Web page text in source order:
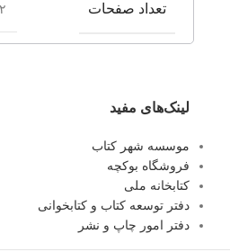
تعداد صفحات
لینک‌های مفید
موسسه شهر کتاب
فروشگاه بوکچه
کتابخانه ملی
دفتر توسعه کتاب و کتابخوانی
دفتر امور چاپ و نشر